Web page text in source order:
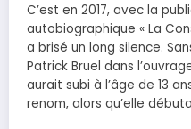
C’est en 2017, avec la
autobiographique « La
a brisé un long silence.
Patrick Bruel dans
aurait subi à l’âge de 13
renom, alors qu’elle